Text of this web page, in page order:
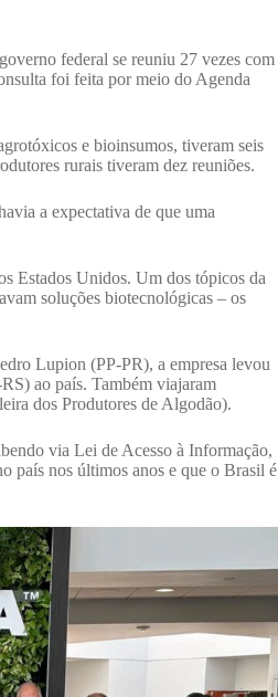
federal se reuniu 27 vezes com
foi feita por meio do Agenda
e bioinsumos, tiveram seis
rurais tiveram dez reuniões.
a expectativa de que uma
Estados Unidos. Um dos tópicos da
soluções biotecnológicas – os
Lupion (PP-PR), a empresa levou
ao país. Também viajaram
dos Produtores de Algodão).
via Lei de Acesso à Informação,
país nos últimos anos e que o Brasil é